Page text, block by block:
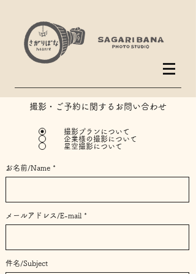
撮影・ご予約に関するお問い合わせ
撮影プランについて
企業様の撮影について
星空撮影について
お名前/Name
メールアドレス/E-mail
件名/Subject